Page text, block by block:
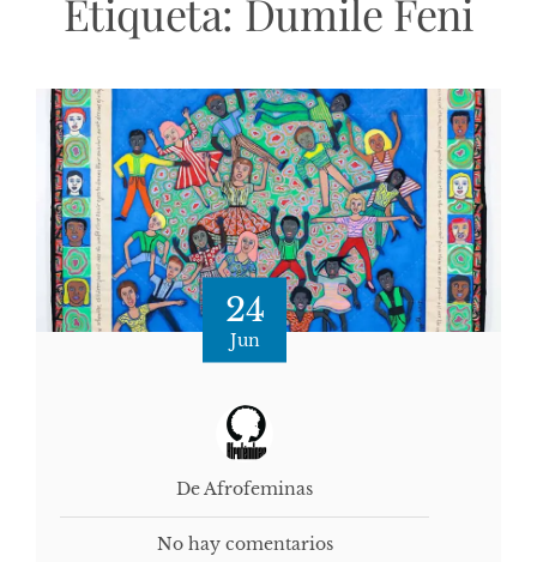
Etiqueta: Dumile Feni
24
Jun
De Afrofeminas
No hay comentarios